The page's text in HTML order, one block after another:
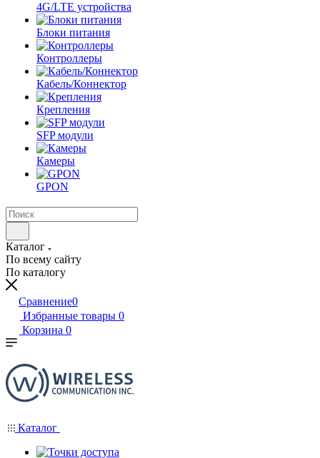
4G/LTE устройства
Блоки питания
Контроллеры
Кабель/Коннектор
Крепления
SFP модули
Камеры
GPON
Каталог
По всему сайту
По каталогу
Сравнение0
Избранные товары 0
Корзина 0
Каталог